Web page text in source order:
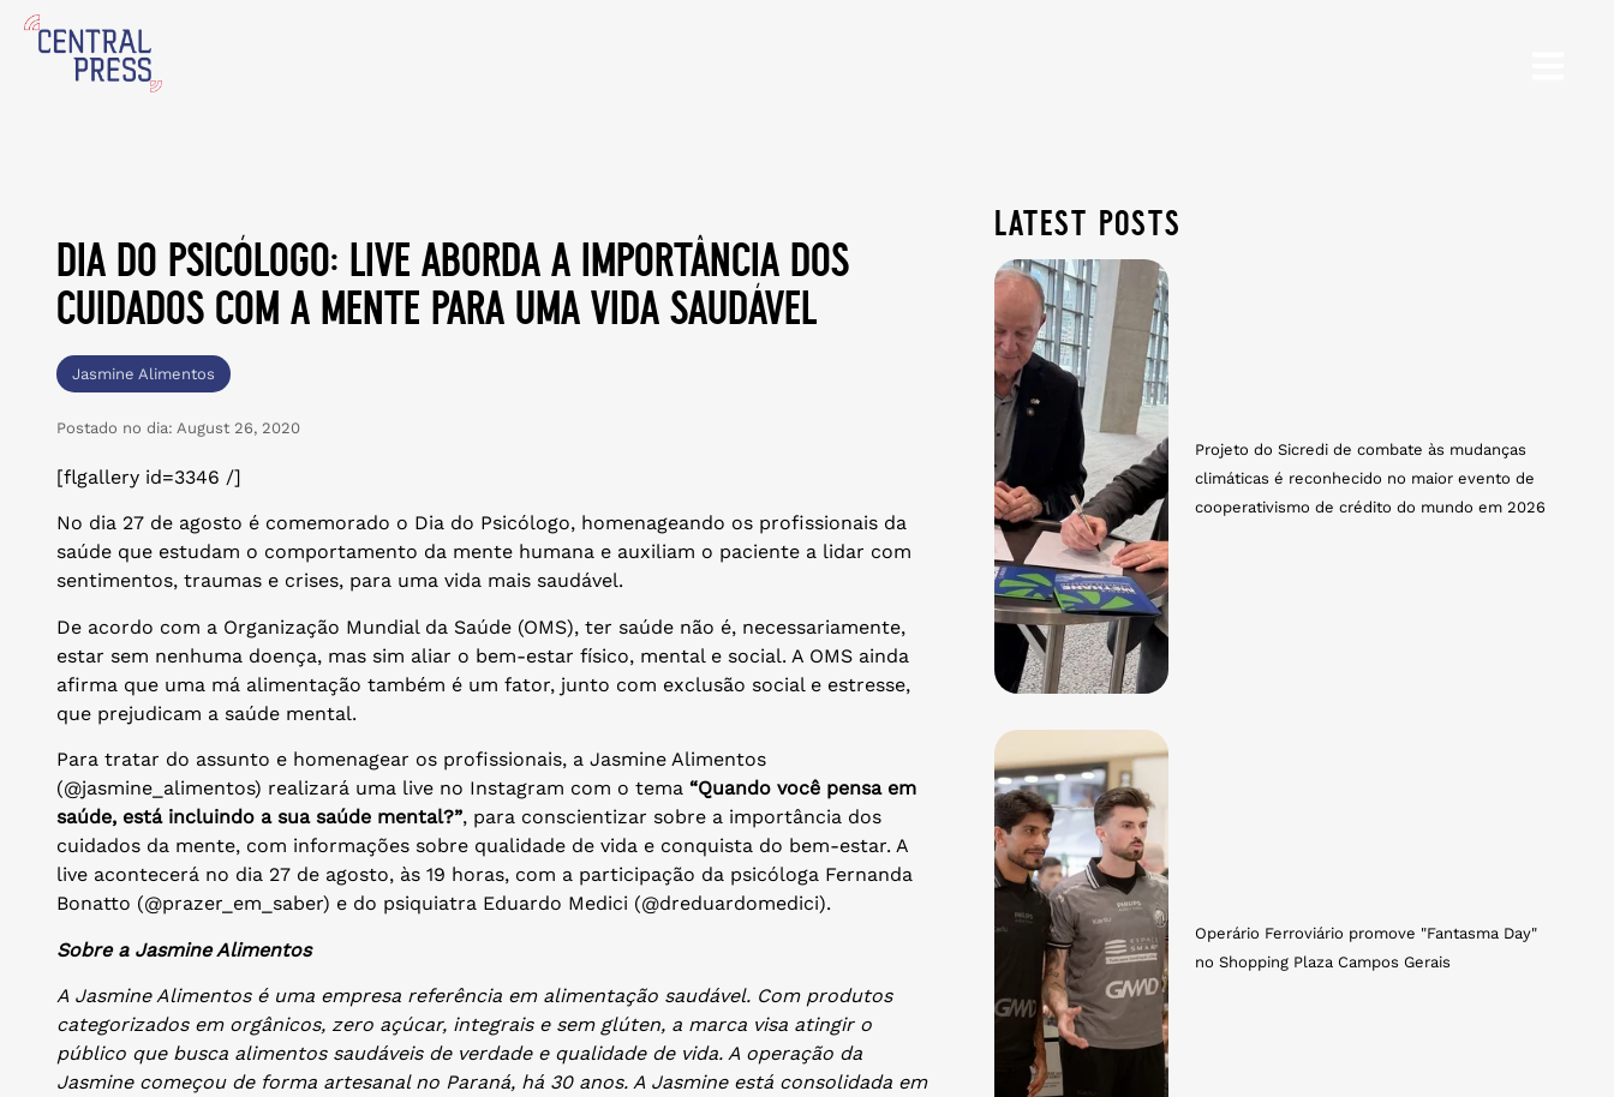
dia do psicólogo: live aborda a importância dos
cuidados com a mente para uma vida saudável
Jasmine Alimentos
Postado no dia: August 26, 2020
[flgallery id=3346 /]
No dia 27 de agosto é comemorado o Dia do Psicólogo, homenageando os profissionais da
saúde que estudam o comportamento da mente humana e auxiliam o paciente a lidar com
sentimentos, traumas e crises, para uma vida mais saudável.
De acordo com a Organização Mundial da Saúde (OMS), ter saúde não é, necessariamente,
estar sem nenhuma doença, mas sim aliar o bem-estar físico, mental e social. A OMS ainda
afirma que uma má alimentação também é um fator, junto com exclusão social e estresse,
que prejudicam a saúde mental.
Para tratar do assunto e homenagear os profissionais, a Jasmine Alimentos
(@jasmine_alimentos) realizará uma live no Instagram com o tema “Quando você pensa em
saúde, está incluindo a sua saúde mental?”, para conscientizar sobre a importância dos
cuidados da mente, com informações sobre qualidade de vida e conquista do bem-estar. A
live acontecerá no dia 27 de agosto, às 19 horas, com a participação da psicóloga Fernanda
Bonatto (@prazer_em_saber) e do psiquiatra Eduardo Medici (@dreduardomedici).
Sobre a Jasmine Alimentos
A Jasmine Alimentos é uma empresa referência em alimentação saudável. Com produtos
categorizados em orgânicos, zero açúcar, integrais e sem glúten, a marca visa atingir o
público que busca alimentos saudáveis de verdade e qualidade de vida. A operação da
Jasmine começou de forma artesanal no Paraná, há 30 anos. A Jasmine está consolidada em
latest posts
Projeto do Sicredi de combate às mudanças
climáticas é reconhecido no maior evento de
cooperativismo de crédito do mundo em 2026
Operário Ferroviário promove "Fantasma Day"
no Shopping Plaza Campos Gerais